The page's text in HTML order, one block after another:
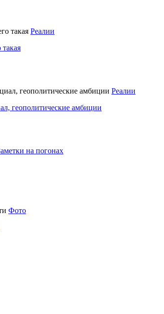
Реалии
Реалии
геополитические амбиции
на погонах
Фото